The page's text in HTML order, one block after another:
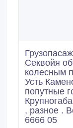
Секвойя
колесным
Усть
попутные
, разное .
6666 05